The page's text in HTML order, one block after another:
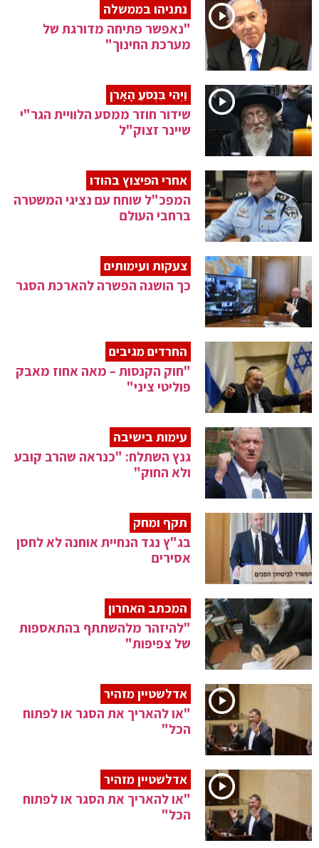
נתניהו בממשלה
"נאפשר פתיחה מדורגת של
מערכת החינוך"
וַיְהִי בִּנְסֹעַ הָאָרֹן
שידור חוזר ממסע הלוויית הגר"י
שיינר זצוק"ל
אחרי הפיצוץ בהודו
המפכ"ל שוחח עם נציגי המשטרה
ברחבי העולם
צעקות ועימותים
כך הושגה הפשרה להארכת הסגר
החרדים מגיבים
"חוק הקנסות – מאה אחוז מאבק
פוליטי ציני"
עימות בישיבה
גנץ השתלח: "כנראה שהרב קובע
ולא החוק"
תקף ומחק
בג"ץ נגד הנחיית אוחנה לא לחסן
אסירים
המכתב האחרון
"להיזהר מלהשתתף בהתאספות
של צפיפות"
אדלשטיין מזהיר
"או להאריך את הסגר או לפתוח
הכל"
אדלשטיין מזהיר
"או להאריך את הסגר או לפתוח
הכל"